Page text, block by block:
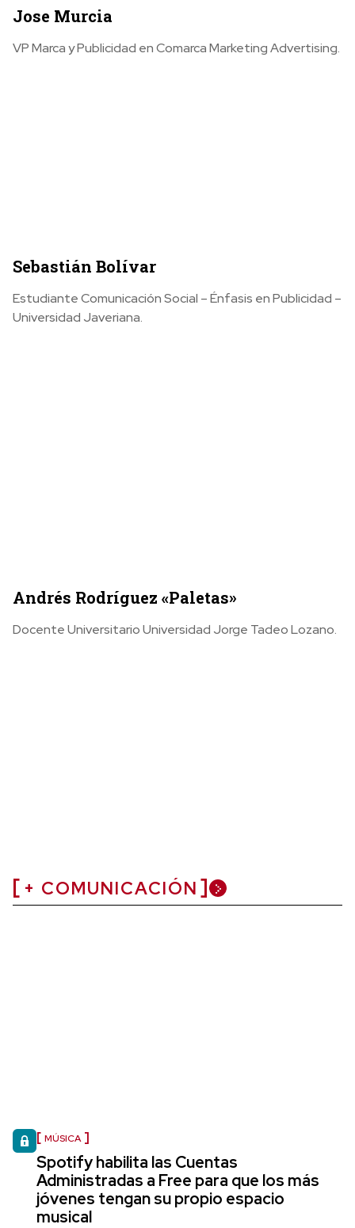
Jose Murcia
VP Marca y Publicidad en Comarca Marketing Advertising.
Sebastián Bolívar
Estudiante Comunicación Social – Énfasis en Publicidad –
Universidad Javeriana.
Andrés Rodríguez «Paletas»
Docente Universitario Universidad Jorge Tadeo Lozano.
+ COMUNICACIÓN
MÚSICA
Spotify habilita las Cuentas
Administradas a Free para que los más
jóvenes tengan su propio espacio
musical